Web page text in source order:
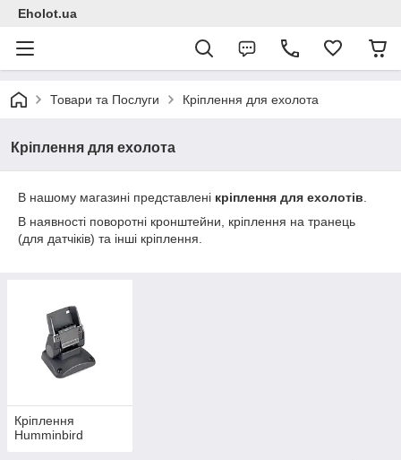
Eholot.ua
Товари та Послуги Кріплення для ехолота
Кріплення для ехолота
В нашому магазині представлені кріплення для ехолотів
В наявності поворотні кронштейни, кріплення на транець
(для датчіків) та інші кріплення.
Кріплення
Humminbird